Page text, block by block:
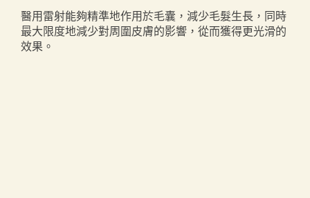
醫用雷射能夠精準地作用於毛囊，減少毛髮生長，同時
最大限度地減少對周圍皮膚的影響，從而獲得更光滑的
效果。